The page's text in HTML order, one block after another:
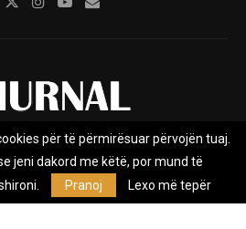
Marketing
Privacy Policy
Lajmeve e pavarur, e themeluar në vitin
për të përmirësuar përvojën tuaj.
jeni dakord me këtë, por mund të
Pranoj Lexo më tepër